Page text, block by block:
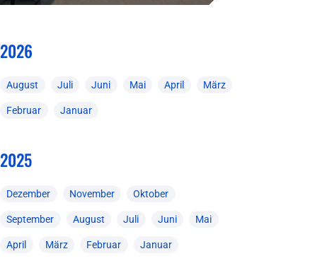
2026
August Juli Juni Mai April März
Februar Januar
2025
Dezember November Oktober
September August Juli Juni Mai
April März Februar Januar